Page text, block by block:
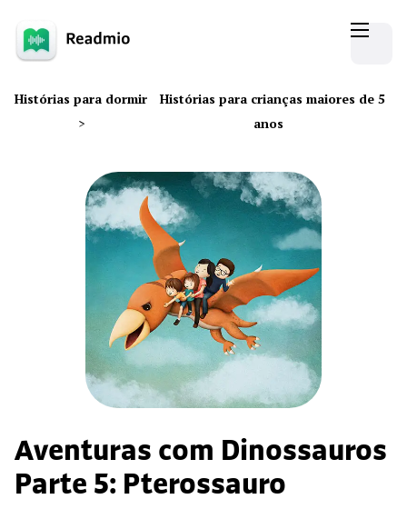
Histórias para dormir
>
Histórias para crianças maiores de 5
anos
Aventuras com Dinossauros
Parte 5: Pterossauro